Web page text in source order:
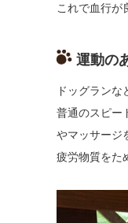
これで血行が
運動の
ドッグラン
普通のスピー
やマッサージ
疲労物質をた